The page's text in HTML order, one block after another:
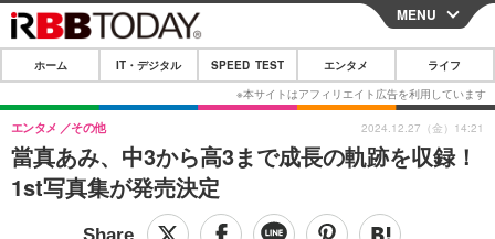
CLOSE
ホーム
IT・デジタル
IT・デジタルTOP スマートフォン
SPEED TEST
MENU
ホーム IT・デジタル SPEED TEST エンタメ ライフ
當真あみ、中3から高3まで成長の軌跡を収録！
1st写真集が発売決定
エンタメ その他 2024.12.27（金）14:21